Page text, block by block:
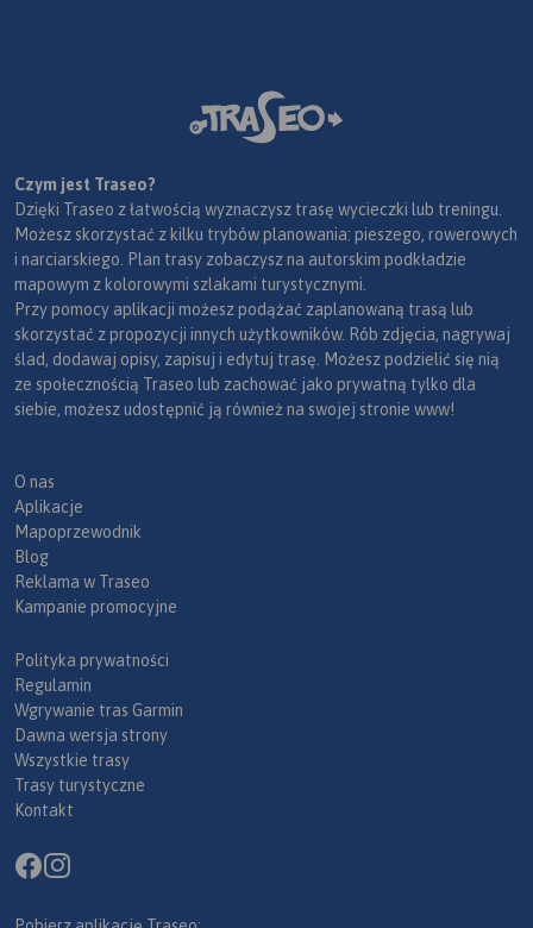
Czym jest Traseo?
Dzięki Traseo z łatwością wyznaczysz trasę wycieczki lub treningu.
Możesz skorzystać z kilku trybów planowania: pieszego, rowerowych
i narciarskiego. Plan trasy zobaczysz na autorskim podkładzie
mapowym z kolorowymi szlakami turystycznymi.
Przy pomocy aplikacji możesz podążać zaplanowaną trasą lub
skorzystać z propozycji innych użytkowników. Rób zdjęcia, nagrywaj
ślad, dodawaj opisy, zapisuj i edytuj trasę. Możesz podzielić się nią
ze społecznością Traseo lub zachować jako prywatną tylko dla
siebie, możesz udostępnić ją również na swojej stronie www!
O nas
Aplikacje
Mapoprzewodnik
Blog
Reklama w Traseo
Kampanie promocyjne
Polityka prywatności
Regulamin
Wgrywanie tras Garmin
Dawna wersja strony
Wszystkie trasy
Trasy turystyczne
Kontakt